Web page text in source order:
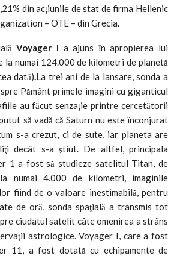
din acţiunile de stat de firma Hellenic
– OTE – din Grecia.
Voyager I a ajuns în apropierea lui
la numai 124.000 de kilometri de planetă
dată).La trei ani de la lansare, sonda a
Pământ primele imagini cu giganticul
au făcut senzaţie printre cercetătorii
să vadă că Saturn nu este înconjurat
s-a crezut, ci de sute, iar planeta are
decât s-a ştiut. De altfel, principala
1 a fost să studieze satelitul Titan, de
numai 4.000 de kilometri, imaginile
fiind de o valoare inestimabilă, pentru
de oră, sonda spaţială a transmis tot
ciudatul satelit câte omenirea a strâns
astrologice. Voyager I, care a fost
11, a fost dotată cu echipamente de